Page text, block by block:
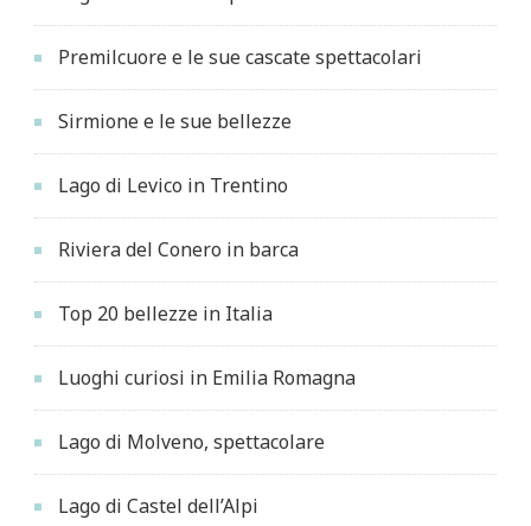
Premilcuore e le sue cascate spettacolari
Sirmione e le sue bellezze
Lago di Levico in Trentino
Riviera del Conero in barca
Top 20 bellezze in Italia
Luoghi curiosi in Emilia Romagna
Lago di Molveno, spettacolare
Lago di Castel dell’Alpi